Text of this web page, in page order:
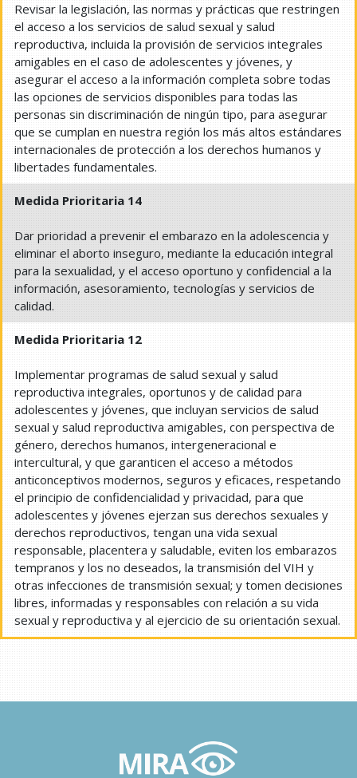
Revisar la legislación, las normas y prácticas que restringen
el acceso a los servicios de salud sexual y salud
reproductiva, incluida la provisión de servicios integrales
amigables en el caso de adolescentes y jóvenes, y
asegurar el acceso a la información completa sobre todas
las opciones de servicios disponibles para todas las
personas sin discriminación de ningún tipo, para asegurar
que se cumplan en nuestra región los más altos estándares
internacionales de protección a los derechos humanos y
libertades fundamentales.
Medida Prioritaria 14
Dar prioridad a prevenir el embarazo en la adolescencia y
eliminar el aborto inseguro, mediante la educación integral
para la sexualidad, y el acceso oportuno y confidencial a la
información, asesoramiento, tecnologías y servicios de
calidad.
Medida Prioritaria 12
Implementar programas de salud sexual y salud
reproductiva integrales, oportunos y de calidad para
adolescentes y jóvenes, que incluyan servicios de salud
sexual y salud reproductiva amigables, con perspectiva de
género, derechos humanos, intergeneracional e
intercultural, y que garanticen el acceso a métodos
anticonceptivos modernos, seguros y eficaces, respetando
el principio de confidencialidad y privacidad, para que
adolescentes y jóvenes ejerzan sus derechos sexuales y
derechos reproductivos, tengan una vida sexual
responsable, placentera y saludable, eviten los embarazos
tempranos y los no deseados, la transmisión del VIH y
otras infecciones de transmisión sexual; y tomen decisiones
libres, informadas y responsables con relación a su vida
sexual y reproductiva y al ejercicio de su orientación sexual.